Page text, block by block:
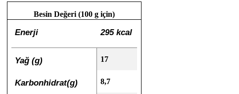
Besin Değeri (100 g için)
Enerji 295 kcal
Yağ (g) 17
Karbonhidrat(g) 8,7